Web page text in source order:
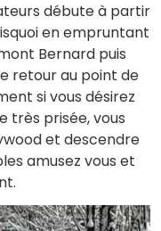
débute à partir
en empruntant
Bernard puis
retour au point de
si vous désirez
très prisée, vous
et descendre
amusez vous et